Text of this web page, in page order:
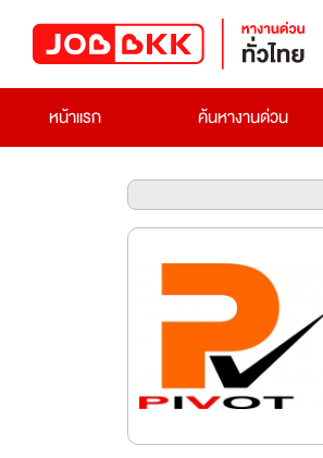
หน้าแรก
ค้นหางานด่วน